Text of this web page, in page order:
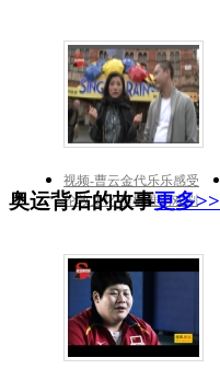
视频-曹云金代乐乐感受
伦敦文化 借机推销戏剧
奥运背后的故事更多>>